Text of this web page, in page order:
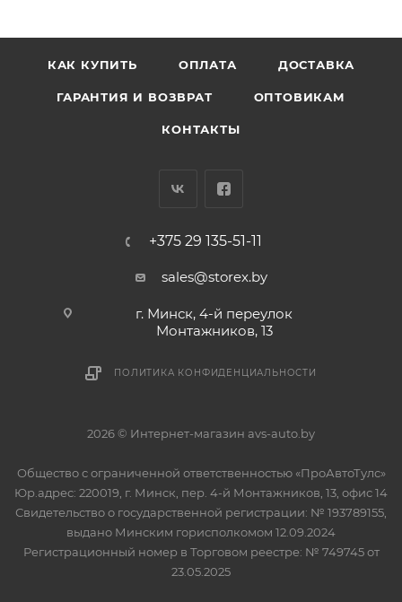
КАК КУПИТЬ ОПЛАТА ДОСТАВКА
ГАРАНТИЯ И ВОЗВРАТ ОПТОВИКАМ
КОНТАКТЫ
+375 29 135-51-11
sales@storex.by
г. Минск, 4-й переулок
Монтажников, 13
ПОЛИТИКА КОНФИДЕНЦИАЛЬНОСТИ
2026 © Интернет-магазин avs-auto.by
Общество с ограниченной ответственностью «ПроАвтоТулс»
Юр.адрес: 220019, г. Минск, пер. 4-й Монтажников, 13, офис 14
Свидетельство о государственной регистрации: № 193789155,
выдано Минским горисполкомом 12.09.2024
Регистрационный номер в Торговом реестре: № 749745 от
23.05.2025